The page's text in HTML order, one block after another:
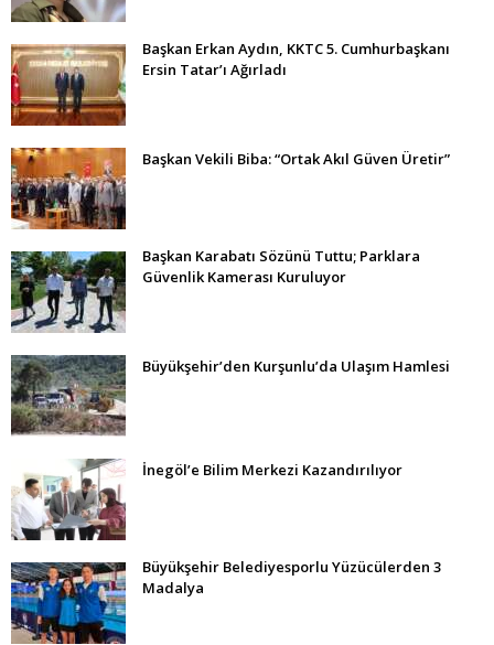
Başkan Erkan Aydın, KKTC 5. Cumhurbaşkanı
Ersin Tatar’ı Ağırladı
Başkan Vekili Biba: “Ortak Akıl Güven Üretir”
Başkan Karabatı Sözünü Tuttu; Parklara
Güvenlik Kamerası Kuruluyor
Büyükşehir’den Kurşunlu’da Ulaşım Hamlesi
İnegöl’e Bilim Merkezi Kazandırılıyor
Büyükşehir Belediyesporlu Yüzücülerden 3
Madalya